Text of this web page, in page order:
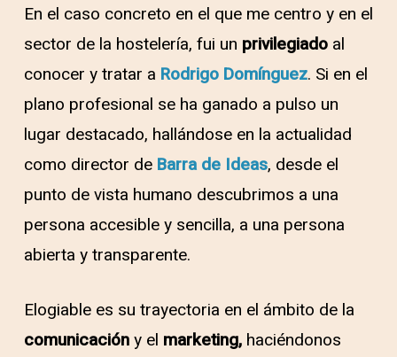
En el caso concreto en el que me centro y en el
sector de la hostelería, fui un privilegiadoal
conocer y tratar a Rodrigo Domínguez. Si en el
plano profesional se ha ganado a pulso un
lugar destacado, hallándose en la actualidad
como director de Barra de Ideas, desde el
punto de vista humano descubrimos a una
persona accesible y sencilla, a una persona
abierta y transparente.
Elogiable es su trayectoria en el ámbito de la
comunicacióny el marketing, haciéndonos